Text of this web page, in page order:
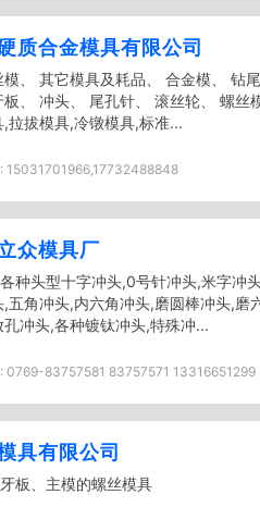
质合金模具有限公司
、 其它模具及耗品、 合金模、 钻
、 冲头、 尾孔针、 滚丝轮、 螺丝
拉拔模具,冷镦模具,标准...
15031701966,17732488848
众模具厂
种头型十字冲头,0号针冲头,米字冲
五角冲头,内六角冲头,磨圆棒冲头,磨
冲头,各种镀钛冲头,特殊冲...
0769-83757581 83757571 13316651299
具有限公司
板、主模的螺丝模具